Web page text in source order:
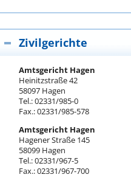
Zivilgerichte
Amtsgericht Hagen
Heinitzstraße 42
58097 Hagen
Tel.: 02331/985-0
Fax.: 02331/985-578
Amtsgericht Hagen
Hagener Straße 145
58099 Hagen
Tel.: 02331/967-5
Fax.: 02331/967-700